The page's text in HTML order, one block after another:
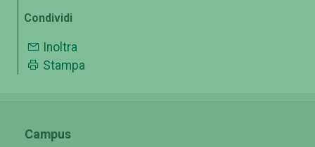
Condividi
Inoltra
Stampa
Campus